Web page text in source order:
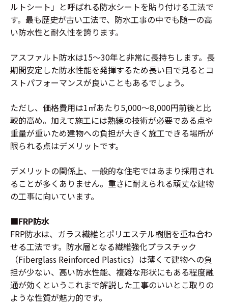
ルトシート」と呼ばれる防水シートを貼り付ける工法で
す。最も歴史が古い工法で、防水工事の中でも随一の高
い防水性と耐久性を誇ります。
アスファルト防水は15〜30年と非常に長持ちします。長
期間安定した防水性能を発揮するため長い目で見るとコ
ストパフォーマンスが良いこともあるでしょう。
ただし、価格費用は1㎡あたり5,000〜8,000円前後と比
較的高め。加えて施工には熟練の技術が必要である点や
重量が重いため建物への負担が大きく施工できる場所が
限られる点はデメリットです。
デメリットの関係上、一般的な住宅ではあまり採用され
ることが多くありません。重さに耐えられる頑丈な建物
の工事に向いています。
■FRP防水
FRP防水は、ガラス繊維とポリエステル樹脂を重ね合わ
せる工法です。防水層となる繊維強化プラスチック
（Fiberglass Reinforced Plastics）は薄くて建物への負
担が少ない、高い防水性能、複雑な形状にもある程度融
通が効くというこれまで解説した工事のいいとこ取りの
ような性質が魅力的です。